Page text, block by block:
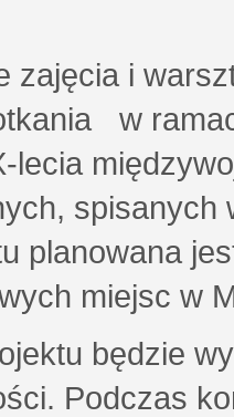
zajęcia i
w
lecia
planowana
miejsc w
będzie
Podczas